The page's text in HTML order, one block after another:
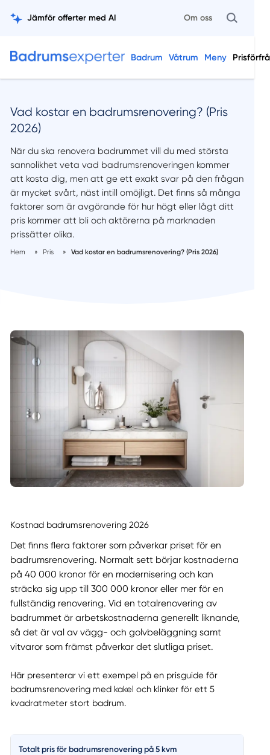
Jämför offerter med AI Om oss
Badrum Våtrum Meny
Vad kostar en badrumsrenovering? (Pris
2026)
När du ska renovera badrummet vill du med största
sannolikhet veta vad badrumsrenoveringen kommer
att kosta dig, men att ge ett exakt svar på den frågan
är mycket svårt, näst intill omöjligt. Det finns så många
faktorer som är avgörande för hur högt eller lågt ditt
pris kommer att bli och aktörerna på marknaden
prissätter olika.
Hem » Pris » Vad kostar en badrumsrenovering? (Pris 2026)
Kostnad badrumsrenovering 2026
Det finns flera faktorer som påverkar priset för en
badrumsrenovering. Normalt sett börjar kostnaderna
på 40 000 kronor för en modernisering och kan
sträcka sig upp till 300 000 kronor eller mer för en
fullständig renovering. Vid en totalrenovering av
badrummet är arbetskostnaderna generellt liknande,
så det är val av vägg- och golvbeläggning samt
vitvaror som främst påverkar det slutliga priset.
Här presenterar vi ett exempel på en prisguide för
badrumsrenovering med kakel och klinker för ett 5
kvadratmeter stort badrum.
Totalt pris för badrumsrenovering på 5 kvm